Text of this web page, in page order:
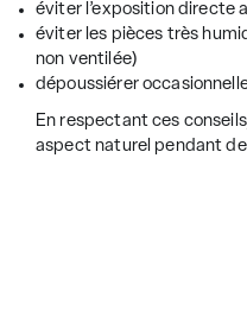
éviter l’exposition directe
éviter les pièces très
non ventilée)
dépoussiérer
En respectant ces
aspect naturel pendant